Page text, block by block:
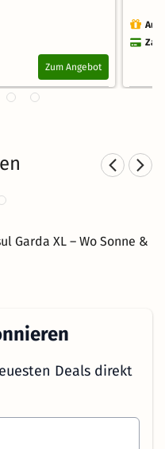
Zum Angebot
See
Garda XL – Wo Sonne &
Deals direkt